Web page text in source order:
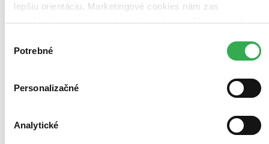
lepšiu orientáciu. Marketingové cookies nám zas
umožňujú zobrazenie relevantnej reklamy. Niektoré údaje
keby sme mohli používať všetky tieto cookies. Ďakujeme!
súhlasu
Potrebné
Personalizačné
Analytické
Novinky
Najvyššia zľava
Zrušiť filtre